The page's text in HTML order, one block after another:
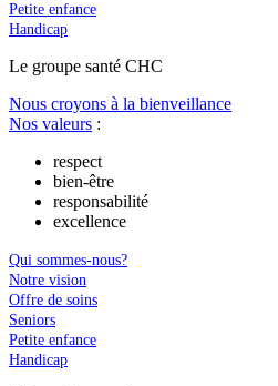
Petite enfance
Handicap
Le groupe santé CHC
Nous croyons à la bienveillance
Nos valeurs :
respect
bien-être
responsabilité
excellence
Qui sommes-nous?
Notre vision
Offre de soins
Seniors
Petite enfance
Handicap